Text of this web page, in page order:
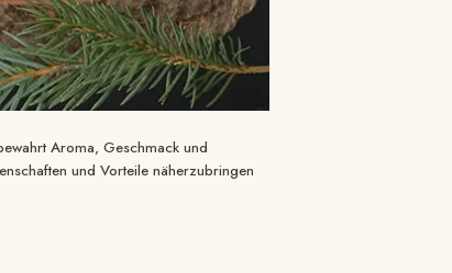
Aroma, Geschmack und
und Vorteile näherzubringen